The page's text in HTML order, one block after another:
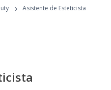
› Asistente de Esteticista